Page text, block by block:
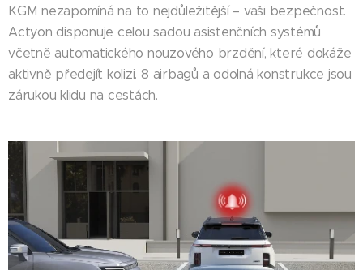
KGM nezapomíná na to nejdůležitější – vaši bezpečnost.
Actyon disponuje celou sadou asistenčních systémů
včetně automatického nouzového brzdění, které dokáže
aktivně předejít kolizi. 8 airbagů a odolná konstrukce jsou
zárukou klidu na cestách.